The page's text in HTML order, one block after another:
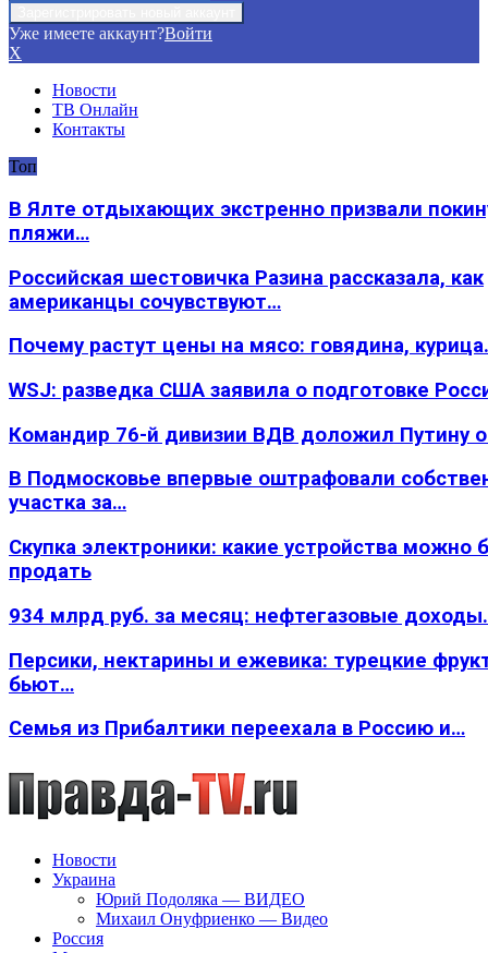
Уже имеете аккаунт?Войти
X
Новости
ТВ Онлайн
Контакты
Топ
В Ялте отдыхающих экстренно призвали
пляжи…
Российская шестовичка Разина рассказала, как
американцы сочувствуют…
Почему растут цены на мясо: говядина,
WSJ: разведка США заявила о подготовке
Командир 76-й дивизии ВДВ доложил Путину
В Подмосковье впервые оштрафовали
участка за…
Скупка электроники: какие устройства можно
продать
934 млрд руб. за месяц: нефтегазовые
Персики, нектарины и ежевика: турецкие
бьют…
Семья из Прибалтики переехала в Россию и…
Новости
Украина
Юрий Подоляка — ВИДЕО
Михаил Онуфриенко — Видео
Россия